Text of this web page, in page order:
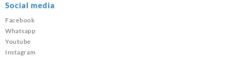
Social media
Facebook
Whatsapp
Youtube
Instagram